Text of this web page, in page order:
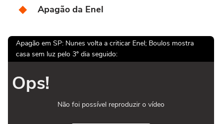
Apagão da Enel
Apagão em SP: Nunes volta a criticar Enel; Boulos mostra
casa sem luz pelo 3º dia seguido:
Ops!
Não foi possível reproduzir o vídeo